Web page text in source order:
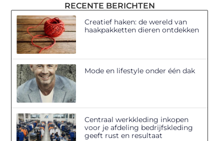
RECENTE BERICHTEN
Creatief haken: de wereld van
haakpakketten dieren ontdekken
Mode en lifestyle onder één dak
Centraal werkkleding inkopen
voor je afdeling bedrijfskleding
geeft rust en resultaat